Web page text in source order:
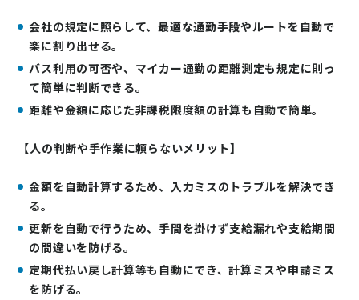
会社の規定に照らして、最適な通勤手段やルートを自動で
楽に割り出せる。
バス利用の可否や、マイカー通勤の距離測定も規定に則っ
て簡単に判断できる。
距離や金額に応じた非課税限度額の計算も自動で簡単。
【人の判断や手作業に頼らないメリット】
金額を自動計算するため、入力ミスのトラブルを解決でき
る。
更新を自動で行うため、手間を掛けず支給漏れや支給期間
の間違いを防げる。
定期代払い戻し計算等も自動にでき、計算ミスや申請ミス
を防げる。